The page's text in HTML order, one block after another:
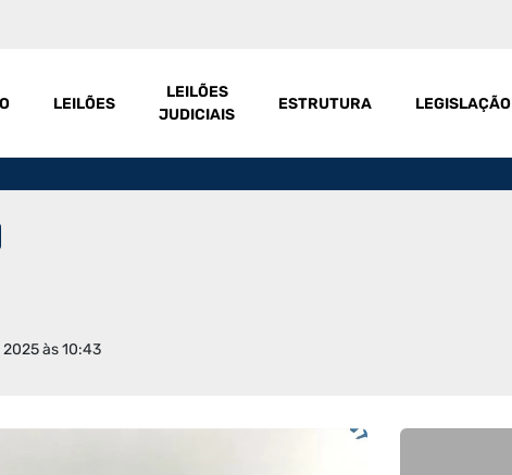
LEILÕES
LEILÕES
JUDICIAIS
ESTRUTURA LEGISLAÇÃO
2025 às 10:43